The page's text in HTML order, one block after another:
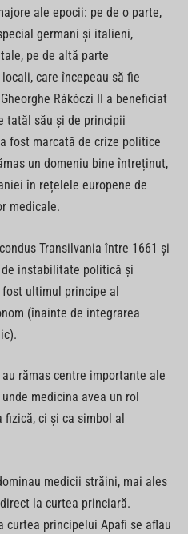
ale epocii: pe de o parte,
germani și italieni,
pe de altă parte
care începeau să fie
Rákóczi II a beneficiat
tatăl său și de principii
fost marcată de crize politice
un domeniu bine întreținut,
în rețelele europene de
medicale.
Transilvania între 1661 și
instabilitate politică și
ultimul principe al
(înainte de integrarea
rămas centre importante ale
medicina avea un rol
ci și ca simbol al
medicii străini, mai ales
la curtea princiară.
curtea principelui Apafi se aflau